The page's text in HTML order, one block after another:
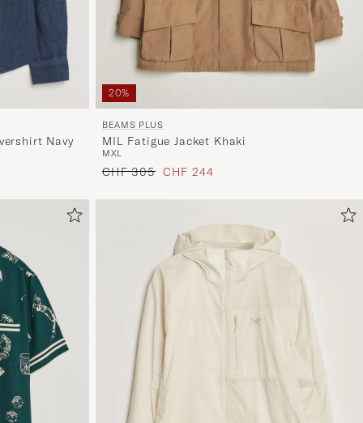
Navy
20%
BEAMS PLUS
MIL Fatigue Jacket Khaki
MXL
Regulärer Preis
CHF 305 Reduzierter Preis
CHF 244